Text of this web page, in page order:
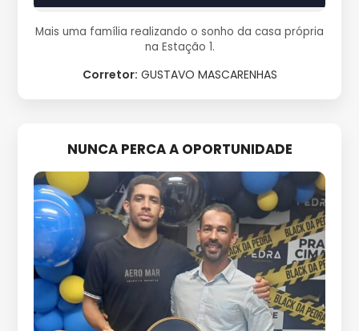
Mais uma família realizando o sonho da casa própria
na Estação 1.
Corretor: GUSTAVO MASCARENHAS
NUNCA PERCA A OPORTUNIDADE